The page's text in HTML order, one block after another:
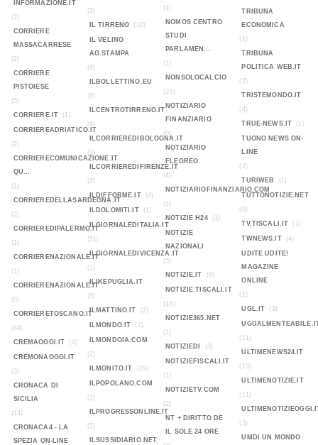
INFORMAZIONE.IT
(2)
CORRIERE
MASSACARRESE
(2)
CORRIERE
PISTOIESE
(5)
CORRIERE.IT
(1)
CORRIEREADRIATICO.IT
(2)
CORRIERECOMUNICAZIONE.IT
QU...
(1)
CORRIEREDELLASARDEGNA.IT
(2)
CORRIEREDIPALERMO.IT
(1)
CORRIERENAZIONALE.IT
(1)
CORRIERENAZIONALE.IT
(0)
CORRIERETOSCANO.IT
(44)
CREMAOGGI.IT
(4)
CREMONAOGGI.IT
(3)
CRONACA DI
SICILIA
(14)
CRONACA4 - LA
SPEZIA ON-LINE
(2)
IL TIRRENO
(10)
IL VELINO
AG.STAMPA
(6)
ILBOLLETTINO.EU
(6)
ILCENTROTIRRENO.IT
(9)
ILCORRIEREDIBOLOGNA.IT
(2)
ILCORRIEREDIFIRENZE.IT
(2)
ILDIFFORME.IT
(4)
ILDOLOMITI.IT (1)
ILGIORNALEDITALIA.IT
(51)
ILGIORNALEDIVICENZA.IT
(1)
ILIKEPUGLIA.IT
(3)
ILMATTINO.IT
(2)
ILMONDO.IT (2)
ILMONDOIA.COM
(2)
ILMONITO.IT
(29)
ILPOPOLANO.COM
(3)
ILPROGRESSONLINE.IT
(5)
ILSUSSIDIARIO.NET
(1)
NOMOS CENTRO
STUDI
PARLAMEN...
(1)
NONSOLOCALCIO
(23)
NOTIZIARIO
FINANZIARIO
(0)
NOTIZIARIO
FLEGREO
(4)
NOTIZIARIOFINANZIARIO.COM
(1)
NOTIZIE H24
(1)
NOTIZIE
NAZIONALI
(5)
NOTIZIE.IT
(9)
NOTIZIE.TISCALI.IT
(18)
NOTIZIE365.NET
(1)
NOTIZIEDI
(3)
NOTIZIEFISCALI.IT
(1)
NOTIZIETV.COM
(2)
NT + DIRITTO DE
IL SOLE 24 ORE
TRIBUNA
ECONOMICA
(1)
TRIBUNA
POLITICA WEB.IT
(2)
TRISTEMONDO.IT
(4)
TRUE-NEWS.IT
(1)
TUONO NEWS ON-
LINE
(2)
TURIWEB
(1)
TUTTONOTIZIE.NET
(0)
TV.TISCALI.IT
(1)
TWNEWS.IT (4)
UDITE UDITE!
MAGAZINE
ONLINE
(1)
UGL.IT
(3)
(11)
ULTIMENEWS24.IT
(13)
ULTIMENOTIZIE.IT
(11)
(3)
UMDI UN MONDO